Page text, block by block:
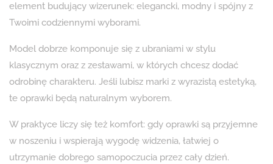
element budujący wizerunek: elegancki, modny i spójny z
Twoimi codziennymi wyborami.
Model dobrze komponuje się z ubraniami w stylu
klasycznym oraz z zestawami, w których chcesz dodać
odrobinę charakteru. Jeśli lubisz marki z wyrazistą estetyką,
te oprawki będą naturalnym wyborem.
W praktyce liczy się też komfort: gdy oprawki są przyjemne
w noszeniu i wspierają wygodę widzenia, łatwiej o
utrzymanie dobrego samopoczucia przez cały dzień.